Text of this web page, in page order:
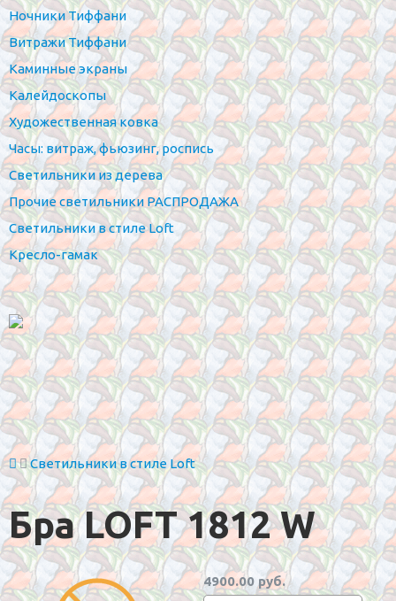
Ночники Тиффани
Витражи Тиффани
Каминные экраны
Калейдоскопы
Художественная ковка
Часы: витраж, фьюзинг, роспись
Светильники из дерева
Прочие светильники РАСПРОДАЖА
Светильники в стиле Loft
Кресло-гамак
Светильники в стиле Loft
Бра LOFT 1812 W
4900.00 руб.